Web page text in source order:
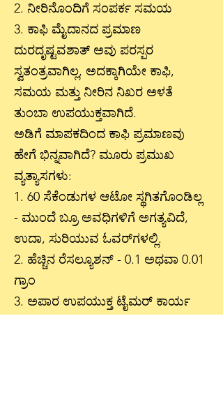
2. ನೀರಿನೊಂದಿಗೆ ಸಂಪರ್ಕ ಸಮಯ
3. ಕಾಫಿ ಮೈದಾನದ ಪ್ರಮಾಣ
ದುರದೃಷ್ಟವಶಾತ್ ಅವು ಪರಸ್ಪರ
ಸ್ವತಂತ್ರವಾಗಿಲ್ಲ, ಅದಕ್ಕಾಗಿಯೇ ಕಾಫಿ,
ಸಮಯ ಮತ್ತು ನೀರಿನ ನಿಖರ ಅಳತೆ
ತುಂಬಾ ಉಪಯುಕ್ತವಾಗಿದೆ.
ಅಡಿಗೆ ಮಾಪಕದಿಂದ ಕಾಫಿ ಪ್ರಮಾಣವು
ಹೇಗೆ ಭಿನ್ನವಾಗಿದೆ? ಮೂರು ಪ್ರಮುಖ
ವ್ಯತ್ಯಾಸಗಳು:
1. 60 ಸೆಕೆಂಡುಗಳ ಆಟೋ ಸ್ಥಗಿತಗೊಂಡಿಲ್ಲ
- ಮುಂದೆ ಬ್ರೂ ಅವಧಿಗಳಿಗೆ ಅಗತ್ಯವಿದೆ,
ಉದಾ, ಸುರಿಯುವ ಓವರ್‌ಗಳಲ್ಲಿ.
2. ಹೆಚ್ಚಿನ ರೆಸಲ್ಯೂಶನ್ - 0.1 ಅಥವಾ 0.01
ಗ್ರಾಂ
3. ಅಪಾರ ಉಪಯುಕ್ತ ಟೈಮರ್ ಕಾರ್ಯ